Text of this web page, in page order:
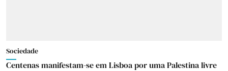
Sociedade
Centenas manifestam-se em Lisboa por uma Palestina livre